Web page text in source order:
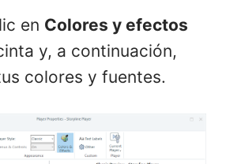
en Colores y efectos
y, a continuación,
colores y fuentes.